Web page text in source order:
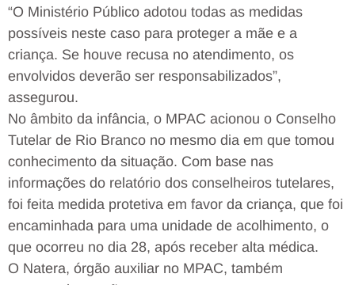
“O Ministério Público adotou todas as medidas
possíveis neste caso para proteger a mãe e a
criança. Se houve recusa no atendimento, os
envolvidos deverão ser responsabilizados”,
assegurou.
No âmbito da infância, o MPAC acionou o Conselho
Tutelar de Rio Branco no mesmo dia em que tomou
conhecimento da situação. Com base nas
informações do relatório dos conselheiros tutelares,
foi feita medida protetiva em favor da criança, que foi
encaminhada para uma unidade de acolhimento, o
que ocorreu no dia 28, após receber alta médica.
O Natera, órgão auxiliar no MPAC, também